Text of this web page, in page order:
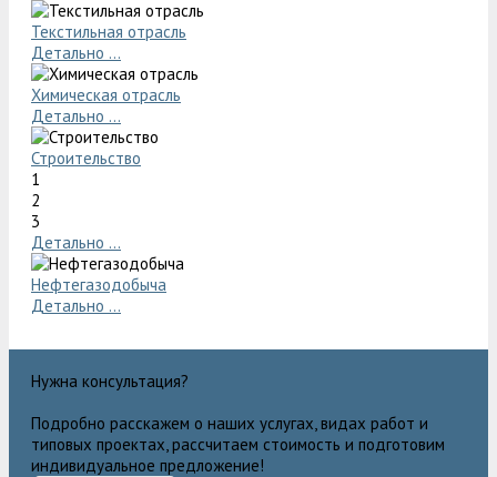
Текстильная отрасль
Детально ...
Химическая отрасль
Детально ...
Строительство
1
2
3
Детально ...
Нефтегазодобыча
Детально ...
Нужна консультация?
Подробно расскажем о наших услугах, видах работ и
типовых проектах, рассчитаем стоимость и подготовим
индивидуальное предложение!